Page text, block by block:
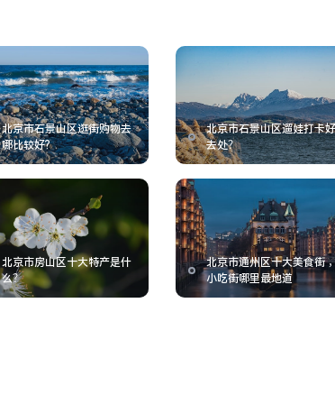
北京市石景山区逛街购物去
哪比较好?
北京市石景山区遛娃打卡好
去处？
北京市房山区十大特产是什
么？
北京市通州区十大美食街
小吃街哪里最地道